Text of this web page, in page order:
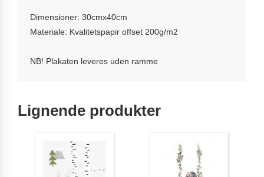
Dimensioner: 30cmx40cm
Materiale: Kvalitetspapir offset 200g/m2
NB! Plakaten leveres uden ramme
Lignende produkter